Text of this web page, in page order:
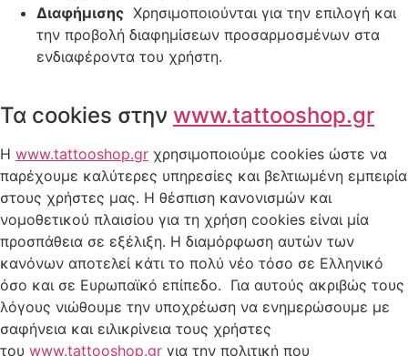
Διαφήμισης Χρησιμοποιούνται για την επιλογή και
την προβολή διαφημίσεων προσαρμοσμένων στα
ενδιαφέροντα του χρήστη.
Τα cookies στην www.tattooshop.gr
Η www.tattooshop.gr χρησιμοποιούμε cookies ώστε να
παρέχουμε καλύτερες υπηρεσίες και βελτιωμένη εμπειρία
στους χρήστες μας. Η θέσπιση κανονισμών και
νομοθετικού πλαισίου για τη χρήση cookies είναι μία
προσπάθεια σε εξέλιξη. Η διαμόρφωση αυτών των
κανόνων αποτελεί κάτι το πολύ νέο τόσο σε Ελληνικό
όσο και σε Ευρωπαϊκό επίπεδο. Για αυτούς ακριβώς τους
λόγους νιώθουμε την υποχρέωση να ενημερώσουμε με
σαφήνεια και ειλικρίνεια τους χρήστες
του www.tattooshop.gr για την πολιτική που